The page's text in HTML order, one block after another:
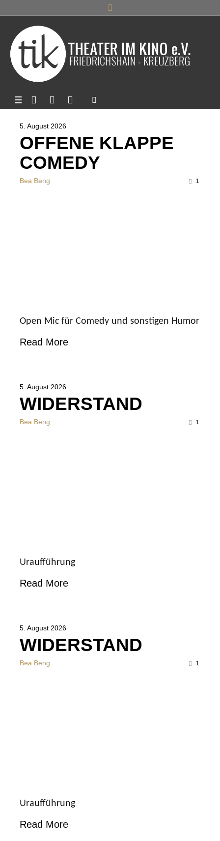
5. August 2026
OFFENE KLAPPE
COMEDY
Bea Beng 1
Open Mic für Comedy und sonstigen Humor
Read More
5. August 2026
WIDERSTAND
Bea Beng 1
Uraufführung
Read More
5. August 2026
WIDERSTAND
Bea Beng 1
Uraufführung
Read More